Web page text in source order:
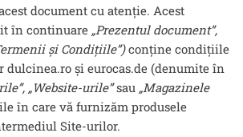
document cu atenție. Acest
în continuare „Prezentul document”,
și Condițiile”)conține condițiile
și eurocas.de (denumite în
„Website-urile”sau „Magazinele
în care vă furnizăm produsele
Site-urilor.